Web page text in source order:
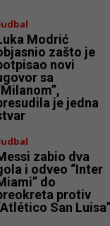
Modrić
zašto je
novi
sa
je jedna
zabio dva
i odveo “Inter
do
protiv
San